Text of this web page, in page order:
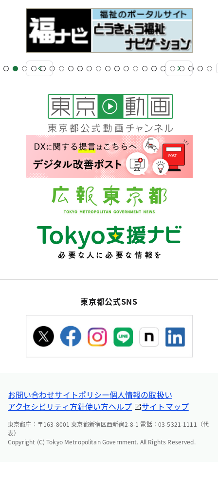
東京都公式SNS
お問い合わせサイトポリシー個人情報の取扱い
アクセシビリティ方針使い方ヘルプ サイトマップ
東京都庁：〒163-8001 東京都新宿区西新宿2-8-1 電話：03-5321-1111（代
表）
Copyright (C) Tokyo Metropolitan Government. All Rights Reserved.